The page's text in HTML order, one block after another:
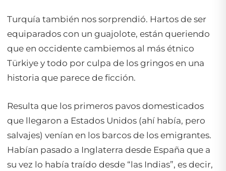
Turquía también nos sorprendió. Hartos de ser
equiparados con un guajolote, están queriendo
que en occidente cambiemos al más étnico
Türkiye y todo por culpa de los gringos en una
historia que parece de ficción.
Resulta que los primeros pavos domesticados
que llegaron a Estados Unidos (ahí había, pero
salvajes) venían en los barcos de los emigrantes.
Habían pasado a Inglaterra desde España que a
su vez lo había traído desde “las Indias”, es decir,